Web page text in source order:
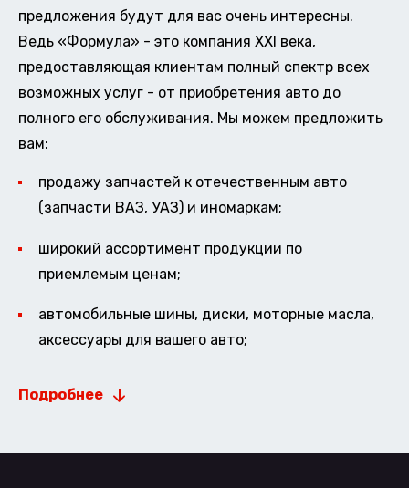
предложения будут для вас очень интересны.
Ведь «Формула» - это компания XXI века,
предоставляющая клиентам полный спектр всех
возможных услуг - от приобретения авто до
полного его обслуживания. Мы можем предложить
вам:
продажу запчастей к отечественным авто
(запчасти ВАЗ, УАЗ) и иномаркам;
широкий ассортимент продукции по
приемлемым ценам;
автомобильные шины, диски, моторные масла,
аксессуары для вашего авто;
Подробнее